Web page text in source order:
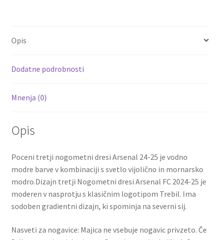
k
Opis
Dodatne podrobnosti
Mnenja (0)
Opis
Poceni tretji nogometni dresi Arsenal 24-25 je vodno
modre barve v kombinaciji s svetlo vijolično in mornarsko
modro.Dizajn tretji Nogometni dresi Arsenal FC 2024-25 je
moderen v nasprotju s klasičnim logotipom Trebil. Ima
sodoben gradientni dizajn, ki spominja na severni sij.
Nasveti za nogavice: Majica ne vsebuje nogavic privzeto. Če